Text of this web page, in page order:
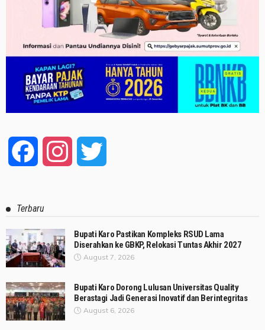
Facebook Instagram
Terbaru
Bupati Karo Pastikan Kompleks RSUD Lama
Diserahkan ke GBKP, Relokasi Tuntas Akhir 2027
August 7, 2026
Bupati Karo Dorong Lulusan Universitas Quality
Berastagi Jadi Generasi Inovatif dan Berintegritas
August 6, 2026